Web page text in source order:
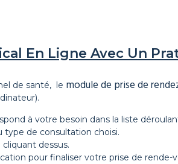
En Ligne Avec Un
de santé, le module de prise de
à votre besoin dans la liste
type de consultation choisi.
dessus.
pour finaliser votre prise de rende-